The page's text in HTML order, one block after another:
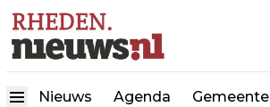
Nieuws Agenda Gemeente